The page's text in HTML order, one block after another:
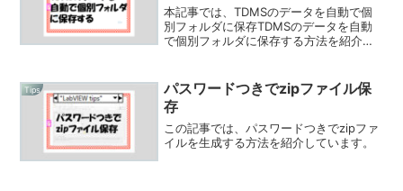
本記事では、TDMSのデータを自動で個
別フォルダに保存TDMSのデータを自動
で個別フォルダに保存する方法を紹介し
Tips
パスワードつきでzipファイル保
存
この記事では、パスワードつきでzipファ
イルを生成する方法を紹介しています。